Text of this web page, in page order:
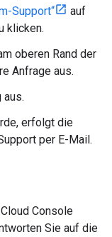
Support“
auf
klicken.
oberen Rand der
Anfrage aus.
aus.
erfolgt die
per E-Mail.
Console
Sie auf die